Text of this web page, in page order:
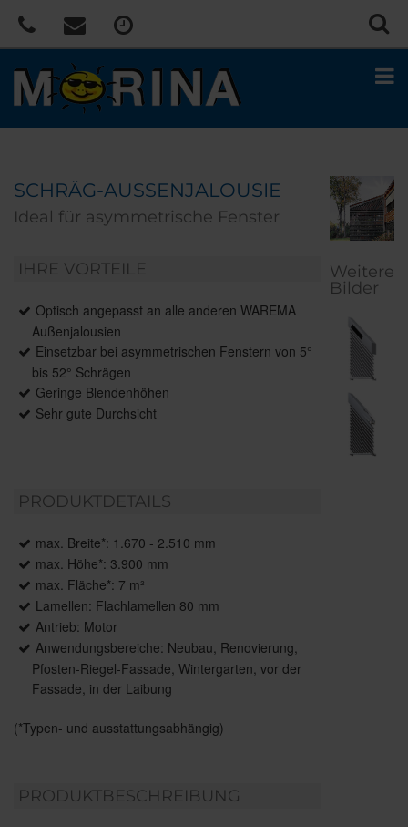
SCHRÄG-AUSSENJALOUSIE
Ideal für asymmetrische Fenster
IHRE VORTEILE
Optisch angepasst an alle anderen WAREMA
Außenjalousien
Einsetzbar bei asymmetrischen Fenstern von 5°
bis 52° Schrägen
Geringe Blendenhöhen
Sehr gute Durchsicht
PRODUKTDETAILS
max. Breite*: 1.670 - 2.510 mm
max. Höhe*: 3.900 mm
max. Fläche*: 7 m²
Lamellen: Flachlamellen 80 mm
Antrieb: Motor
Anwendungsbereiche: Neubau, Renovierung,
Pfosten-Riegel-Fassade, Wintergarten, vor der
Fassade, in der Laibung
(*Typen- und ausstattungsabhängig)
PRODUKTBESCHREIBUNG
Weitere
Bilder